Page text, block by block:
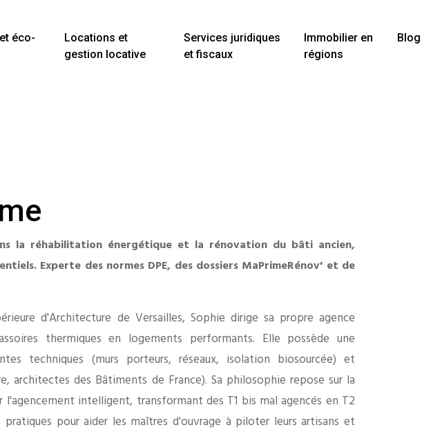
éco-
Locations et
gestion locative
Services juridiques
et fiscaux
Immobilier en
régions
Blog
la réhabilitation énergétique et la rénovation du bâti ancien,
Experte des normes DPE, des dossiers MaPrimeRénov' et de
d'Architecture de Versailles, Sophie dirige sa propre agence
thermiques en logements performants. Elle possède une
techniques (murs porteurs, réseaux, isolation biosourcée) et
architectes des Bâtiments de France). Sa philosophie repose sur la
intelligent, transformant des T1 bis mal agencés en T2
pour aider les maîtres d'ouvrage à piloter leurs artisans et